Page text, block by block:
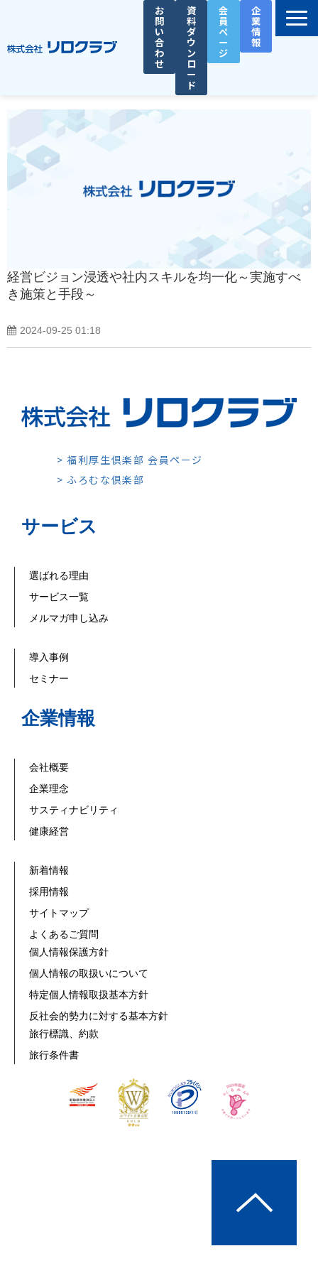
お
問
い
合
わ
せ
資
料
ダ
ウ
ン
ロ
ー
ド
会
員
ペ
ー
ジ
企
業
情
報
選ばれる理由
導入事例
総務人事タイムズ
経営ビジョン浸透や社内スキルを均一化～実施すべ
き施策と手段～
2024-09-25 01:18
> 福利厚生倶楽部 会員ページ
> ふろむな倶楽部
サービス
選ばれる理由
サービス一覧
メルマガ申し込み
導入事例
セミナー
企業情報
会社概要
企業理念
サスティナビリティ
健康経営
新着情報
採用情報
サイトマップ
よくあるご質問
個人情報保護方針
個人情報の取扱いについて
特定個人情報取扱基本方針
反社会的勢力に対する基本方針
旅行標識、約款
旅行条件書